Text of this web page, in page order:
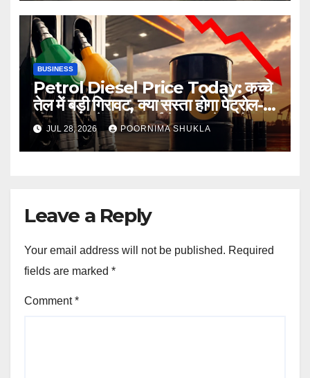
BUSINESS
Petrol Diesel Price Today: कच्चे
तेल में बड़ी गिरावट, क्या सस्ता होगा पेट्रोल-
डीजल? जानें 28 जुलाई के ताजा रेट और
आपके शहर का भाव…
JUL 28, 2026 POORNIMA SHUKLA
Leave a Reply
Your email address will not be published. Required
fields are marked *
Comment*